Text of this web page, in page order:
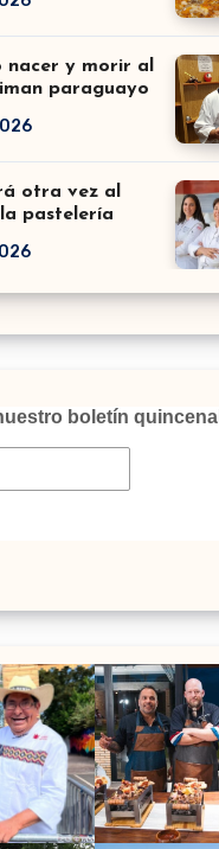
nacer y morir al
paraguayo
otra vez al
pastelería
boletín quincenal